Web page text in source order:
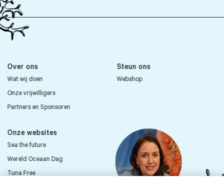
Over ons
Wat wij doen
Onze vrijwilligers
Partners en Sponsoren
Steun ons
Webshop
Onze websites
Sea the future
Wereld Oceaan Dag
Tuna Free